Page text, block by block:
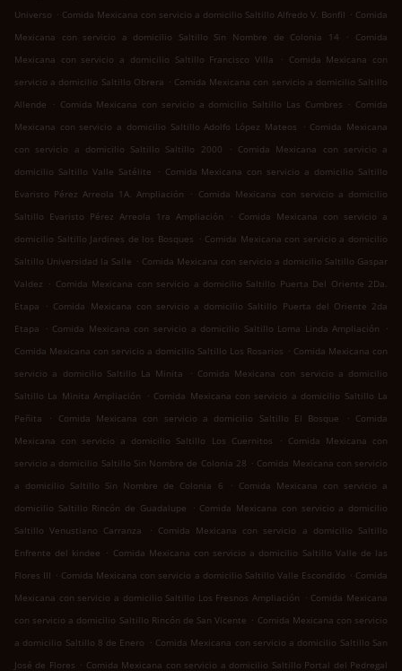
Universo . Comida Mexicana con servicio a domicilio Saltillo Alfredo V. Bonfil . Comida
Mexicana con servicio a domicilio Saltillo Sin Nombre de Colonia 14
.
Comida
Mexicana con servicio a domicilio Saltillo Francisco Villa
. Comida Mexicana con
servicio a domicilio Saltillo Obrera . Comida Mexicana con servicio a domicilio Saltillo
Allende
. Comida Mexicana con servicio a domicilio Saltillo Las Cumbres . Comida
Mexicana con servicio a domicilio Saltillo Adolfo López Mateos
. Comida Mexicana
con servicio a domicilio Saltillo Saltillo 2000
. Comida Mexicana con servicio a
domicilio Saltillo Valle Satélite
. Comida Mexicana con servicio a domicilio Saltillo
Evaristo Pérez Arreola 1A. Ampliación
. Comida Mexicana con servicio a domicilio
Saltillo Evaristo Pérez Arreola 1ra Ampliación
. Comida Mexicana con servicio a
domicilio Saltillo Jardines de los Bosques . Comida Mexicana con servicio a domicilio
Saltillo Universidad la Salle . Comida Mexicana con servicio a domicilio Saltillo Gaspar
Valdez . Comida Mexicana con servicio a domicilio Saltillo Puerta Del Oriente 2Da.
Etapa
. Comida Mexicana con servicio a domicilio Saltillo Puerta del Oriente 2da
Etapa
. Comida Mexicana con servicio a domicilio Saltillo Loma Linda Ampliación
.
Comida Mexicana con servicio a domicilio Saltillo Los Rosarios . Comida Mexicana con
servicio a domicilio Saltillo La Minita
. Comida Mexicana con servicio a domicilio
Saltillo La Minita Ampliación
. Comida Mexicana con servicio a domicilio Saltillo La
Peñita
. Comida Mexicana con servicio a domicilio Saltillo El Bosque . Comida
Mexicana con servicio a domicilio Saltillo Los Cuernitos
. Comida Mexicana con
servicio a domicilio Saltillo Sin Nombre de Colonia 28 . Comida Mexicana con servicio
a domicilio Saltillo Sin Nombre de Colonia 6
. Comida Mexicana con servicio a
domicilio Saltillo Rincón de Guadalupe
. Comida Mexicana con servicio a domicilio
Saltillo Venustiano Carranza
. Comida Mexicana con servicio a domicilio Saltillo
Enfrente del kindee . Comida Mexicana con servicio a domicilio Saltillo Valle de las
Flores III . Comida Mexicana con servicio a domicilio Saltillo Valle Escondido . Comida
Mexicana con servicio a domicilio Saltillo Los Fresnos Ampliación . Comida Mexicana
con servicio a domicilio Saltillo Rincón de San Vicente . Comida Mexicana con servicio
a domicilio Saltillo 8 de Enero . Comida Mexicana con servicio a domicilio Saltillo San
José de Flores . Comida Mexicana con servicio a domicilio Saltillo Portal del Pedregal